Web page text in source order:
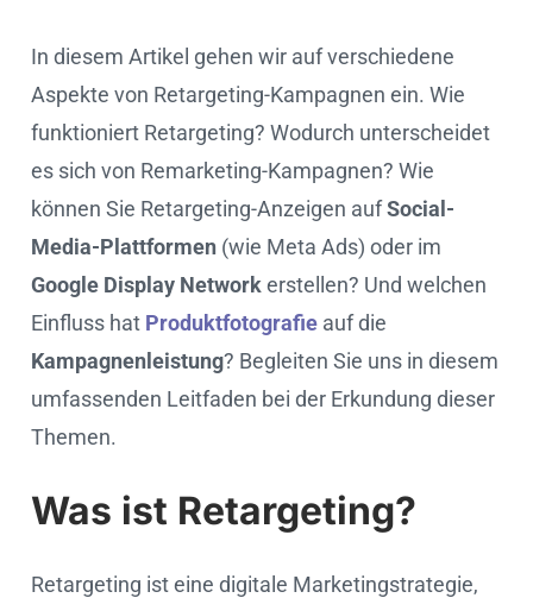
In diesem Artikel gehen wir auf verschiedene
Aspekte von Retargeting-Kampagnen ein. Wie
funktioniert Retargeting? Wodurch unterscheidet
es sich von Remarketing-Kampagnen? Wie
können Sie Retargeting-Anzeigen aufSocial-
Media-Plattformen (wie Meta Ads) oder im
Google Display Networkerstellen? Und welchen
Einfluss hat Produktfotografie auf die
Kampagnenleistung? Begleiten Sie uns in diesem
umfassenden Leitfaden bei der Erkundung dieser
Themen.
Was ist Retargeting?
Retargeting ist eine digitale Marketingstrategie,